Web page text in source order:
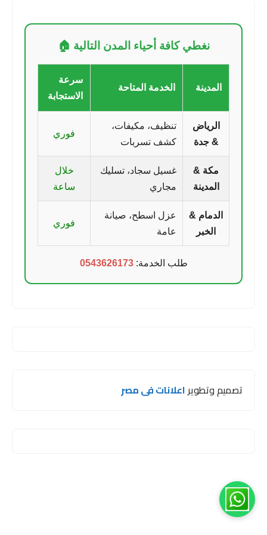
نغطي كافة أحياء المدن التالية 🏠
المدينة الخدمة المتاحة
سرعة
الاستجابة
الرياض
& جدة
تنظيف، مكيفات،
كشف تسربات
فوري
مكة &
المدينة
غسيل سجاد، تسليك
مجاري
خلال
ساعة
الدمام &
الخبر
عزل اسطح، صيانة
عامة
فوري
طلب الخدمة:0543626173
تصميم وتطويراعلانات فى مصر
مرحبا اخي 😊